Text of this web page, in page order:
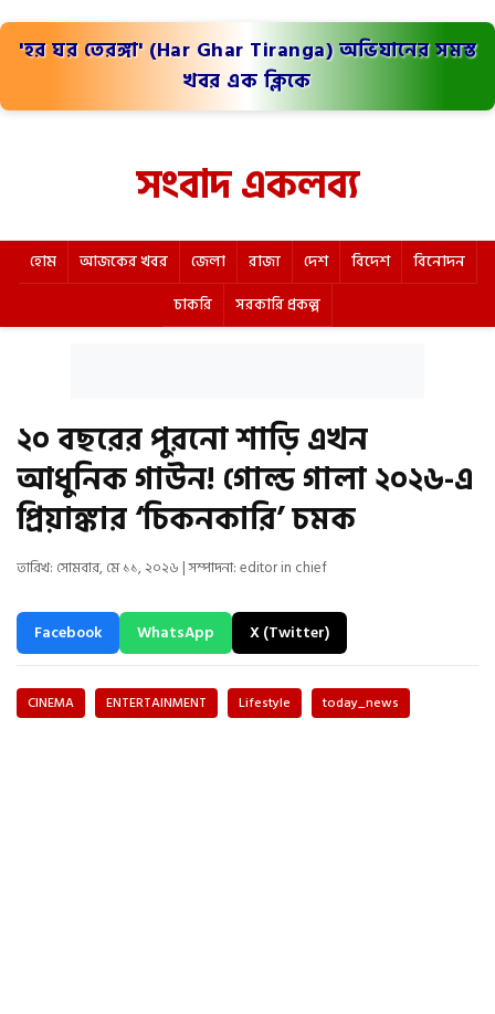
'হর ঘর তেরঙ্গা' (Har Ghar Tiranga) অভিযানের সমস্ত
খবর এক ক্লিকে
সংবাদ একলব্য
হোম আজকের খবর জেলা রাজ্য দেশ বিদেশ
বিনোদন
চাকরি
সরকারি প্রকল্প
২০ বছরের পুরনো শাড়ি এখন
আধুনিক গাউন! গোল্ড গালা ২০২৬-এ
প্রিয়াঙ্কার ‘চিকনকারি’ চমক
তারিখ: সোমবার, মে ১১, ২০২৬ | সম্পাদনা: editor in chief
Facebook WhatsApp X (Twitter)
CINEMA ENTERTAINMENT Lifestyle today_news